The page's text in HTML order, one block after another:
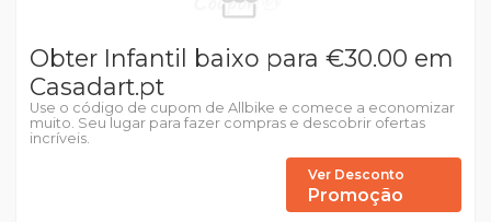
Obter Infantil baixo para €30.00 em
Casadart.pt
Use o código de cupom de Allbike e comece a economizar
muito. Seu lugar para fazer compras e descobrir ofertas
incríveis.
Ver Desconto
Promoção